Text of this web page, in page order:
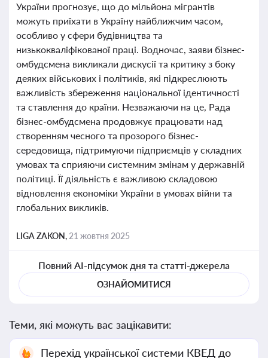
України прогнозує, що до мільйона мігрантів
можуть приїхати в Україну найближчим часом,
особливо у сфери будівництва та
низькокваліфікованої праці. Водночас, заяви бізнес-
омбудсмена викликали дискусії та критику з боку
деяких військових і політиків, які підкреслюють
важливість збереження національної ідентичності
та ставлення до країни. Незважаючи на це, Рада
бізнес-омбудсмена продовжує працювати над
створенням чесного та прозорого бізнес-
середовища, підтримуючи підприємців у складних
умовах та сприяючи системним змінам у державній
політиці. Її діяльність є важливою складовою
відновлення економіки України в умовах війни та
глобальних викликів.
LIGA ZAKON, 21 жовтня 2025
Повний AI-підсумок дня та статті-джерела
ОЗНАЙОМИТИСЯ
Теми, які можуть вас зацікавити:
Перехід української системи КВЕД до